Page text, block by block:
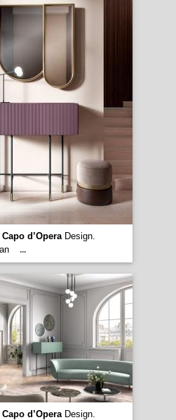
Capo d’OperaDesign.
...
Capo d’OperaDesign.